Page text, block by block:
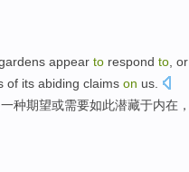
appear to respond to, or
of its abiding claims on us.
种期望或需要如此潜藏于内在